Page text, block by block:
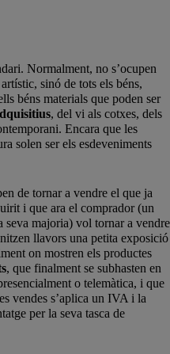
Normalment, no s’ocupen
sinó de tots els béns,
béns materials que poden ser
, del vi als cotxes, dels
Encara que les
solen ser els esdeveniments
de tornar a vendre el que ja
i que ara el comprador (un
seva majoria) vol tornar a vendre
llavors una petita exposició
on mostren els productes
, que finalment se subhasten en
o telemàtica, i que
vendes s’aplica un IVA i la
per la seva tasca de